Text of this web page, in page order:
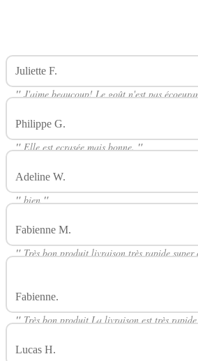
Juliette F.
"J'aime beaucoup! Le goût n'est pas
Philippe G.
"Elle est ecrasée mais bonne."
Adeline W.
"bien"
Fabienne M.
"Très bon produit livraison très rapide super
Fabienne.
"Très bon produit La livraison est très
Lucas H.